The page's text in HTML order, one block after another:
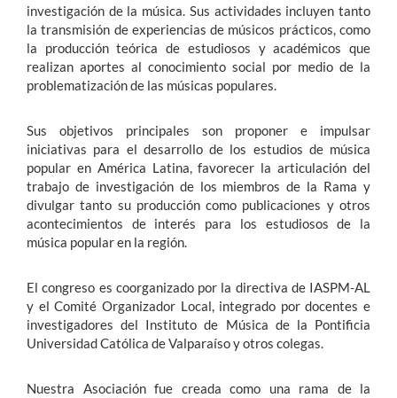
investigación de la música. Sus actividades incluyen tanto
la transmisión de experiencias de músicos prácticos, como
la producción teórica de estudiosos y académicos que
realizan aportes al conocimiento social por medio de la
problematización de las músicas populares.
Sus objetivos principales son proponer e impulsar
iniciativas para el desarrollo de los estudios de música
popular en América Latina, favorecer la articulación del
trabajo de investigación de los miembros de la Rama y
divulgar tanto su producción como publicaciones y otros
acontecimientos de interés para los estudiosos de la
música popular en la región.
El congreso es coorganizado por la directiva de IASPM-AL
y el Comité Organizador Local, integrado por docentes e
investigadores del Instituto de Música de la Pontificia
Universidad Católica de Valparaíso y otros colegas.
Nuestra Asociación fue creada como una rama de la